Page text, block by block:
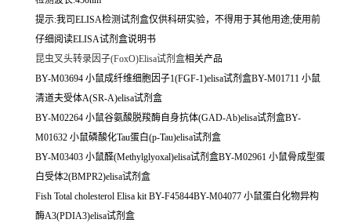
提示:我司ELISA检测试剂盒仅供科研实验，不得用于其他用途;使用前
仔细阅读ELISA试剂盒说明书
昆虫叉头转录因子(FoxO)Elisa试剂盒相关产品
BY-M03694 小鼠成纤维细胞因子1(FGF-1)elisa试剂盒BY-M01711 小鼠
清道夫受体A(SR-A)elisa试剂盒
BY-M02264 小鼠谷氨酸脱羧酶自身抗体(GAD-Ab)elisa试剂盒BY-
M01632 小鼠磷酸化Tau蛋白(p-Tau)elisa试剂盒
BY-M03403 小鼠醛(Methylglyoxal)elisa试剂盒BY-M02961 小鼠骨成型蛋
白受体2(BMPR2)elisa试剂盒
Fish Total cholesterol Elisa kit BY-F45844BY-M04077 小鼠蛋白化物异构
酶A3(PDIA3)elisa试剂盒